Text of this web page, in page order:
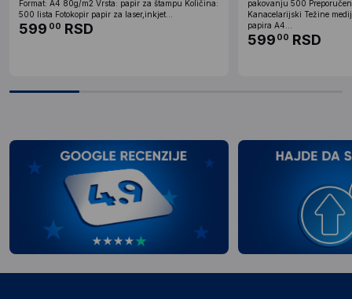
Format: A4 80g/m2 Vrsta: papir za štampu Količina:
500 lista Fotokopir papir za laser,inkjet...
599 00 RSD
pakovanju 500
Kanacelarijski Težine
papira A4...
599 00 RSD